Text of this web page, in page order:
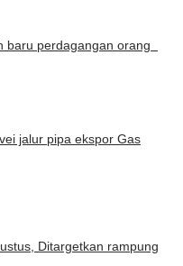
baru perdagangan orang
jalur pipa ekspor Gas
Ditargetkan rampung